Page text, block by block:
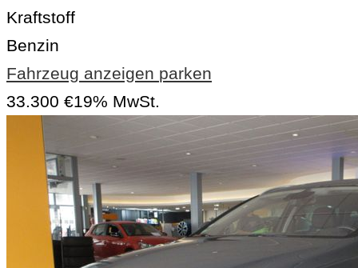
Kraftstoff
Benzin
Fahrzeug anzeigen parken
33.300 €19% MwSt.